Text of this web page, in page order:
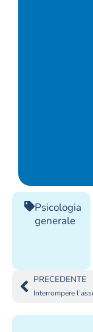
Psicologia
generale
PRECEDENTE